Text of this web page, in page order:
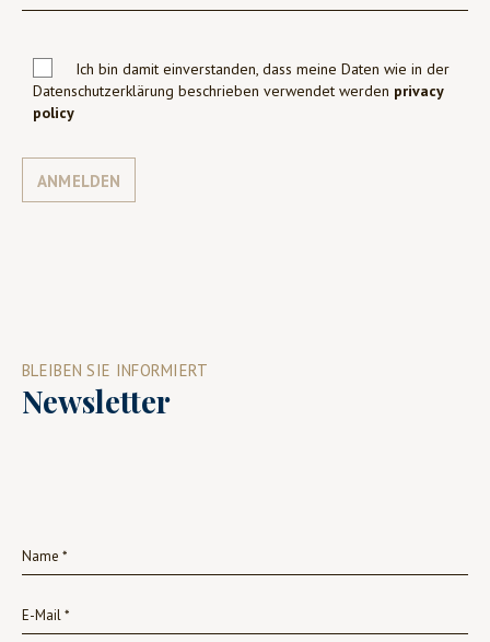
Ich bin damit einverstanden, dass meine Daten wie in der
Datenschutzerklärung beschrieben verwendet werden privacy
policy
ANMELDEN
BLEIBEN SIE INFORMIERT
Newsletter